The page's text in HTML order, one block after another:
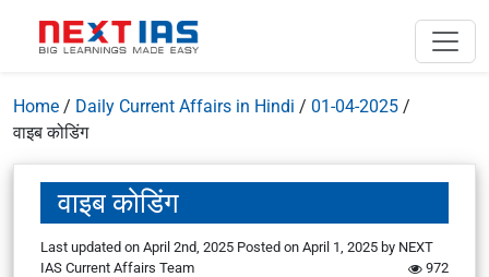
Home / Daily Current Affairs in Hindi / 01-04-2025 /
वाइब कोडिंग
वाइब कोडिंग
Last updated on April 2nd, 2025 Posted on April 1, 2025 by NEXT
IAS Current Affairs Team
972